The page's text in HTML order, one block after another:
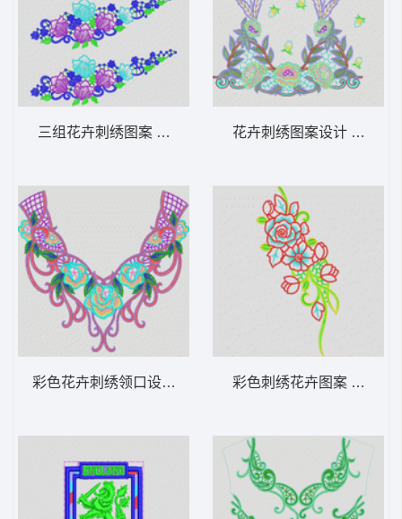
三组花卉刺绣图案 单花条烫
彩色花卉刺绣领口设计 衣领烫
花卉刺绣图案设计 烫花条
彩色刺绣花卉图案 烫花条